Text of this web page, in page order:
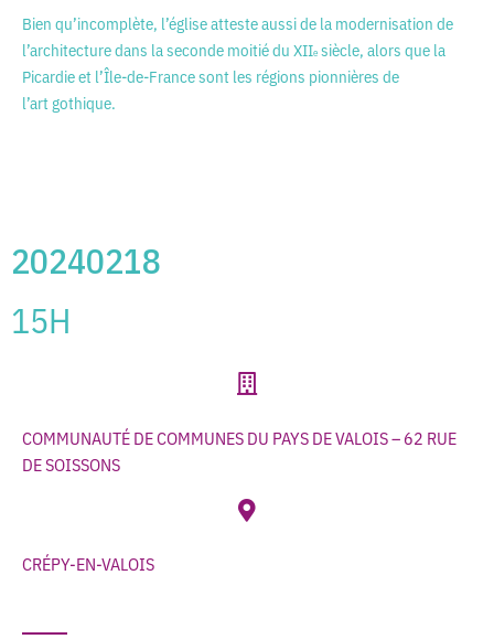
Bien qu’incomplète, l’église atteste aussi de la modernisation de
l’architecture dans la seconde moitié du XIIe siècle, alors que la
Picardie et l’Île-de-France sont les régions pionnières de
l’art gothique.
20240218
15H
COMMUNAUTÉ DE COMMUNES DU PAYS DE VALOIS – 62 RUE
DE SOISSONS
CRÉPY-EN-VALOIS